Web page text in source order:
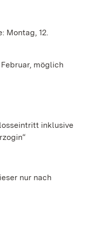
Montag, 12.
möglich
inklusive
nur nach